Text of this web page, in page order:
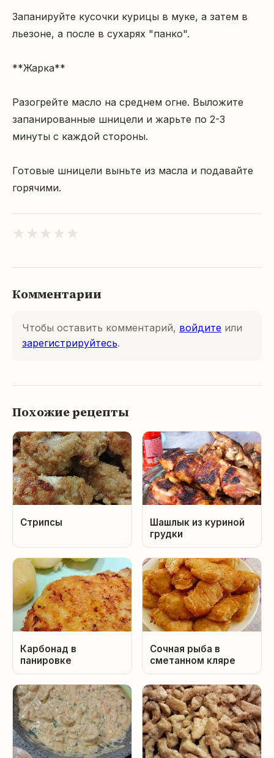
Запанируйте кусочки курицы в муке, а затем в
льезоне, а после в сухарях "панко".
**Жарка**
Разогрейте масло на среднем огне. Выложите
запанированные шницели и жарьте по 2-3
минуты с каждой стороны.
Готовые шницели выньте из масла и подавайте
горячими.
★ ★ ★ ★ ★
Комментарии
Чтобы оставить комментарий, войдите или
зарегистрируйтесь.
Похожие рецепты
Стрипсы
Шашлык из куриной
грудки
Карбонад в
панировке
Сочная рыба в
сметанном кляре